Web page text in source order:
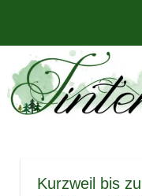
springen
Tintenhain
–
Der
Rezensionen
und
mehr
Kurzweil bis